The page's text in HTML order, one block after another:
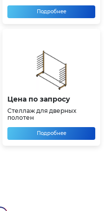
Подробнее
Цена по запросу
Стеллаж для дверных
полотен
Подробнее